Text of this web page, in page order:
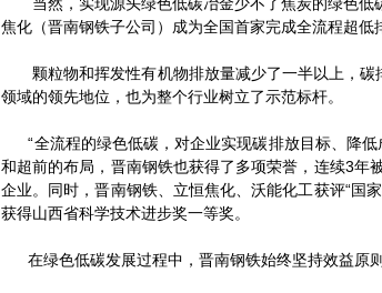
焦化（晋南钢铁子公司）成为全国首家完成全流程超低
颗粒物和挥发性有机物排放量减少了一半以上，碳
领域的领先地位，也为整个行业树立了示范标杆。
“全流程的绿色低碳，对企业实现碳排放目标、降低
和超前的布局，晋南钢铁也获得了多项荣誉，连续3年
企业。同时，晋南钢铁、立恒焦化、沃能化工获评“国
获得山西省科学技术进步奖一等奖。
在绿色低碳发展过程中，晋南钢铁始终坚持效益原